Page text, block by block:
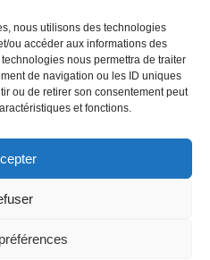
nous utilisons des technologies
ou accéder aux informations des
nous permettra de traiter
de navigation ou les ID uniques
ou de retirer son consentement peut
et fonctions.
PANIER